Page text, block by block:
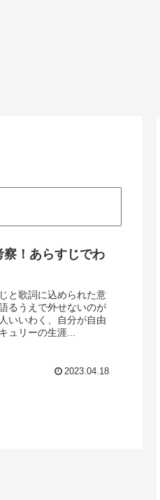
！あらすじでわ
と歌詞に込められた意
るうえで外せないのが
いいわく、自分が自由
ュリーの生涯...
2023.04.18